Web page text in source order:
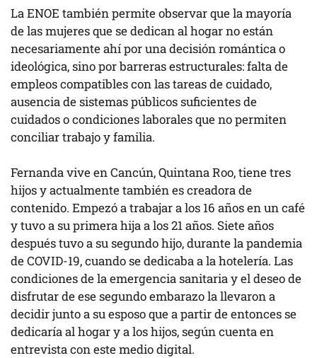
La ENOE también permite observar que la mayoría
de las mujeres que se dedican al hogar no están
necesariamente ahí por una decisión romántica o
ideológica, sino por barreras estructurales: falta de
empleos compatibles con las tareas de cuidado,
ausencia de sistemas públicos suficientes de
cuidados o condiciones laborales que no permiten
conciliar trabajo y familia.
Fernanda vive en Cancún, Quintana Roo, tiene tres
hijos y actualmente también es creadora de
contenido. Empezó a trabajar a los 16 años en un café
y tuvo a su primera hija a los 21 años. Siete años
después tuvo a su segundo hijo, durante la pandemia
de COVID-19, cuando se dedicaba a la hotelería. Las
condiciones de la emergencia sanitaria y el deseo de
disfrutar de ese segundo embarazo la llevaron a
decidir junto a su esposo que a partir de entonces se
dedicaría al hogar y a los hijos, según cuenta en
entrevista con este medio digital.